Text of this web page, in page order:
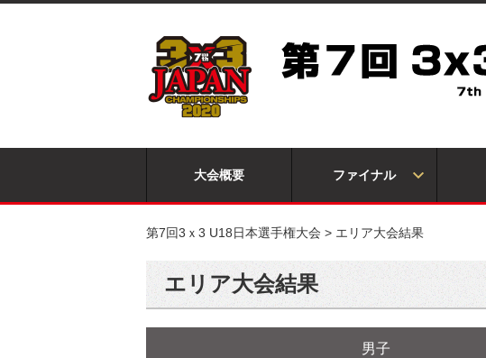
大会概要 ファイナル
第7回3ｘ3 U18日本選手権大会 > エリア大会結果
エリア大会結果
男子